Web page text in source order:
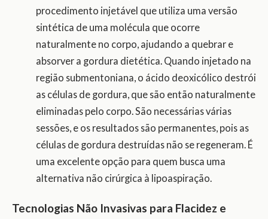
procedimento injetável que utiliza uma versão
sintética de uma molécula que ocorre
naturalmente no corpo, ajudando a quebrar e
absorver a gordura dietética. Quando injetado na
região submentoniana, o ácido deoxicólico destrói
as células de gordura, que são então naturalmente
eliminadas pelo corpo. São necessárias várias
sessões, e os resultados são permanentes, pois as
células de gordura destruídas não se regeneram. É
uma excelente opção para quem busca uma
alternativa não cirúrgica à lipoaspiração.
Tecnologias Não Invasivas para Flacidez e